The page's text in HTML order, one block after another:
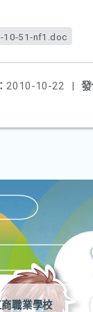
10-51-nf1.doc
發
2010-10-22
|
職業學校